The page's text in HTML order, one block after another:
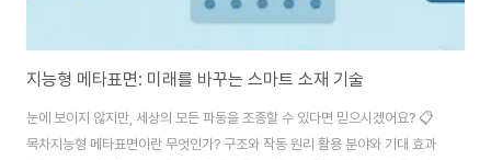
지능형 메타표면: 미래를 바꾸는 스마트 소재 기술
눈에 보이지 않지만, 세상의 모든 파동을 조종할 수 있다면 믿으시겠어요? 📋
목차지능형 메타표면이란 무엇인가? 구조와 작동 원리 활용 분야와 기대 효과